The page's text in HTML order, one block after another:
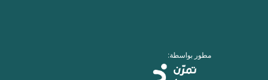
مطور بواسطة: